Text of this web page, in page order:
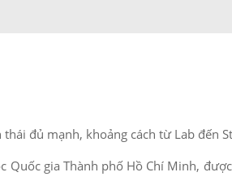
đủ mạnh, khoảng cách từ Lab đến
gia Thành phố Hồ Chí Minh,